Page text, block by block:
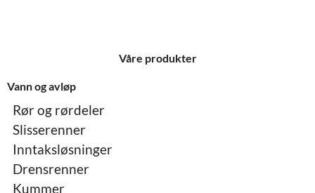
Våre produkter
Vann og avløp
Rør og rørdeler
Slisserenner
Inntaksløsninger
Drensrenner
Kummer